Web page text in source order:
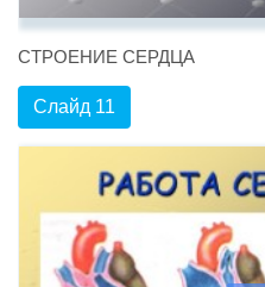
СТРОЕНИЕ СЕРДЦА
Слайд 11